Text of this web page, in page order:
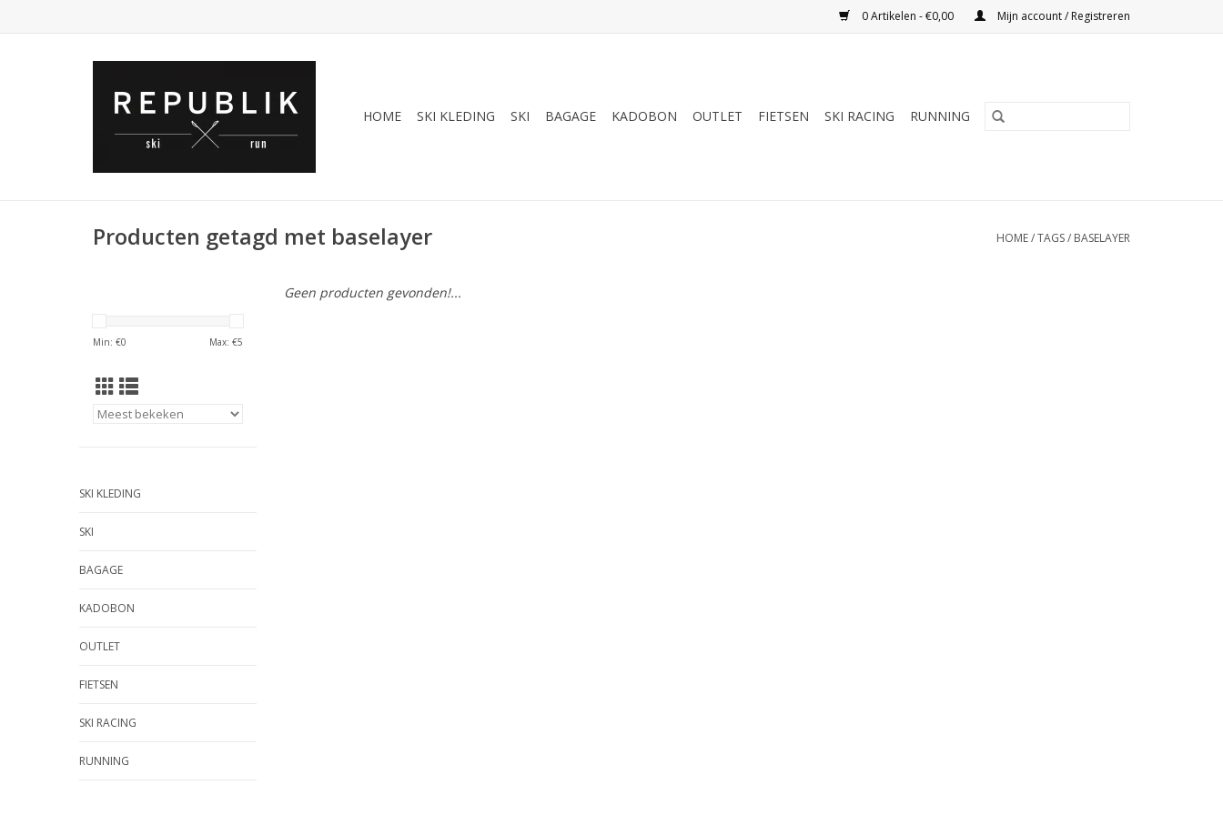
0 Artikelen - €0,00 Mijn account / Registreren
HOME SKI KLEDING SKI BAGAGE KADOBON OUTLET FIETSEN SKI RACING RUNNING
Producten getagd met baselayer HOME/TAGS/ BASELAYER
Min: €0 Max: €5
SKI KLEDING
SKI
BAGAGE
KADOBON
OUTLET
FIETSEN
SKI RACING
RUNNING
Geen producten gevonden!...